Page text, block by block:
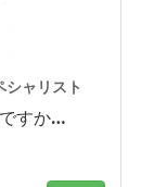
ャリスト
すか…